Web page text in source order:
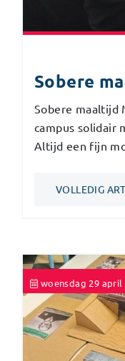
Sobere
Sobere maaltijd
campus solidair
Altijd een fijn
VOLLEDIG
woensdag 29 april